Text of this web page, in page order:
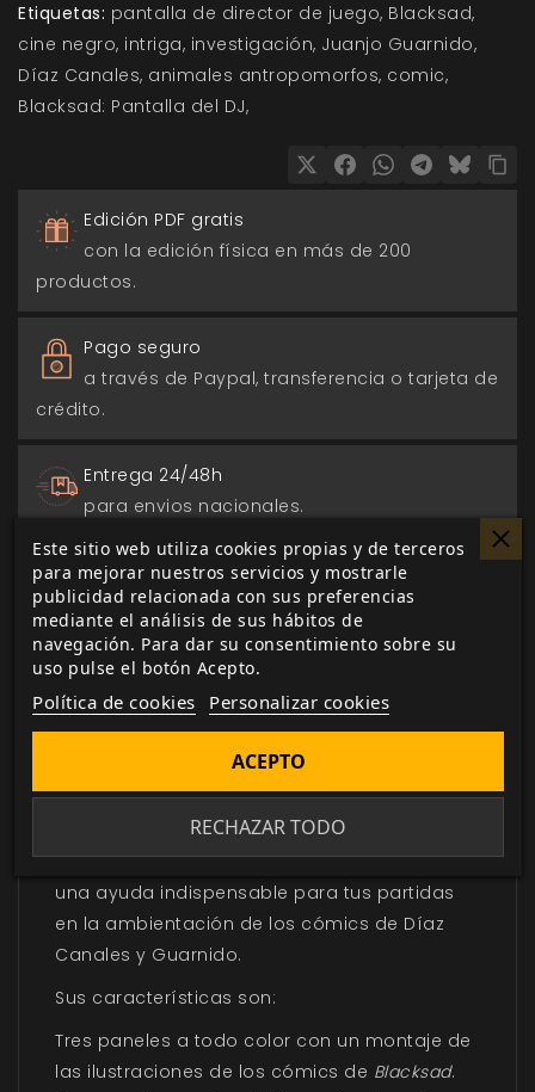
Etiquetas: pantalla de director de juego Blacksad
cine negro intriga investigación Juanjo Guarnido
Díaz Canales animales antropomorfos comic
Blacksad: Pantalla del DJ
Edición PDF gratis
con la edición física en más de 200
productos.
Pago seguro
a través de Paypal, transferencia o tarjeta de
crédito.
Entrega 24/48h
para envios nacionales.
Biblioteca digital
actualizada con todos los juego canjeados
o comprados.
DESCRIPCIÓN
La pantalla del DJ deBlacksad: Juego de Roles
una ayuda indispensable para tus partidas
en la ambientación de los cómics de Díaz
Canales y Guarnido.
Sus características son:
Tres paneles a todo color con un montaje de
las ilustraciones de los cómics de Blacksad.
Este sitio web utiliza cookies propias y de terceros
para mejorar nuestros servicios y mostrarle
publicidad relacionada con sus preferencias
mediante el análisis de sus hábitos de
navegación. Para dar su consentimiento sobre su
uso pulse el botón Acepto.
Política de cookies Personalizar cookies
RECHAZAR TODO
ACEPTO